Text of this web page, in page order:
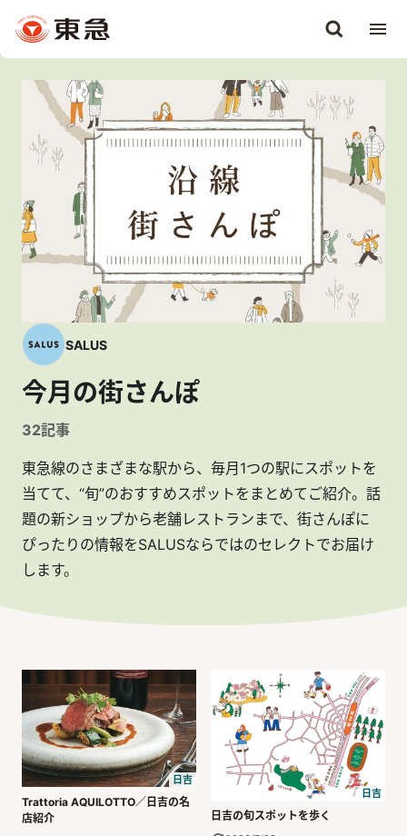
SALUS
今月の街さんぽ
32記事
東急線のさまざまな駅から、毎月1つの駅にスポットを
当てて、“旬”のおすすめスポットをまとめてご紹介。話
題の新ショップから老舗レストランまで、街さんぽに
ぴったりの情報をSALUSならではのセレクトでお届け
します。
日吉
Trattoria AQUILOTTO／日吉の名
店紹介
日吉
日吉の旬スポットを歩く